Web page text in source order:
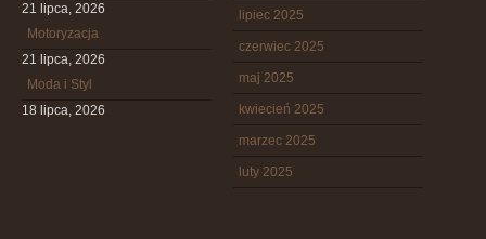
21 lipca, 2026
Motoryzacja
21 lipca, 2026
Moda i Styl
18 lipca, 2026
lipiec 2025
czerwiec 2025
maj 2025
kwiecień 2025
marzec 2025
luty 2025